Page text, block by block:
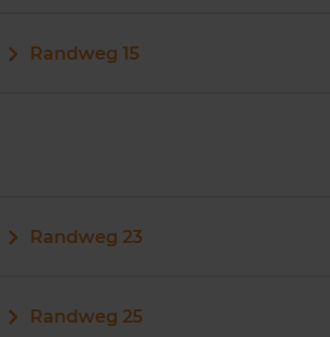
Randweg 15
Randweg 23
Randweg 25